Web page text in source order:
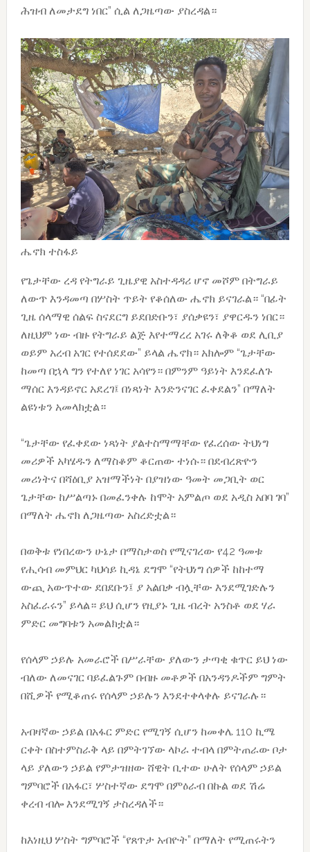
ሕዝብ ለመታደግ ነበር” ሲል ለጋዜጣው ያስረዳል።
ሔኖክ ተስፋይ
የጌታቸው ረዳ የትግራይ ጊዜያዊ አስተዳዳሪ ሆኖ መሾም በትግራይ
ለውጥ እንዳመጣ በሦስት ጥይት የቆሰለው ሔኖክ ይናገራል። “በፊት
ጊዜ ሰላማዊ ሰልፍ ስናደርግ ይደበድቡን፣ ያሰቃዩን፣ ያዋርዱን ነበር።
ለዚህም ነው ብዙ የትግራይ ልጅ እየተማረረ አገሩ ለቅቆ ወደ ሊቢያ
ወይም አረብ አገር የተሰደደው” ይላል ሔኖክ። አክሎም “ጌታቸው
ከመጣ በኋላ ግን የተለየ ነገር አሳየን። በምንም ዓይነት እንደፈለጉ
ማሰር እንዳይኖር አደረገ፤ በነጻነት እንድንናገር ፈቀደልን” በማለት
ልዩነቱን አመላክቷል።
“ጌታቸው የፈቀደው ነጻነት ያልተስማማቸው የፈረሰው ትህነግ
መሪዎች አካሄዱን ለማስቆም ቆርጠው ተነሱ። በደብረጽዮን
መሪነትና በሻዕቢያ አዝማችነት በያዝነው ዓመት መጋቢት ወር
ጌታቸው ከሥልጣኑ በመፈንቀሉ ከሞት አምልጦ ወደ አዲስ አበባ ገባ”
በማለት ሔኖክ ለጋዜጣው አስረድቷል።
በወቅቱ የነበረውን ሁኔታ በማስታወስ የሚናገረው የ42 ዓመቱ
የሒሳብ መምህር ካህሳይ ኪዳኔ ደግሞ “የትህነግ ሰዎች ከከተማ
ውጪ አውጥተው ደበደቡን፤ ያ አልበቃ ብሏቸው እንደሚገድሉን
አስፈራሩን” ይላል። ይህ ሲሆን የዚያኑ ጊዜ ብረት አንስቶ ወደ ሃራ
ምድር መግባቱን አመልክቷል።
የሰላም ኃይሉ አመራሮች በሥራቸው ያለውን ታጣቂ ቁጥር ይህ ነው
ብለው ለመናገር ባይፈልጉም በብዙ መቶዎች በአንዳንዶችም ግምት
በሺዎች የሚቆጠሩ የሰላም ኃይሉን እንደተቀላቀሉ ይናገራሉ።
አብዛኛው ኃይል በአፋር ምድር የሚገኝ ሲሆን ከመቀሌ 110 ኪሜ
ርቀት በስተምስራቅ ላይ በምትገኘው ላኮራ ተብላ በምትጠራው ቦታ
ላይ ያለውን ኃይል የምታዝዘው ሸዊት ቢተው ሁለት የሰላም ኃይል
ግምባሮች በአፋር፣ ሦስተኛው ደግሞ በምዕራብ በኩል ወደ ሽሬ
ቀረብ ብሎ እንደሚገኝ ታስረዳለች።
ከእነዚህ ሦስት ግምባሮች “የጸጥታ አብዮት” በማለት የሚጠሩትን